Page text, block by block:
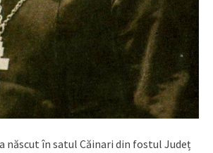
născut în satul Căinari din fostul Județ